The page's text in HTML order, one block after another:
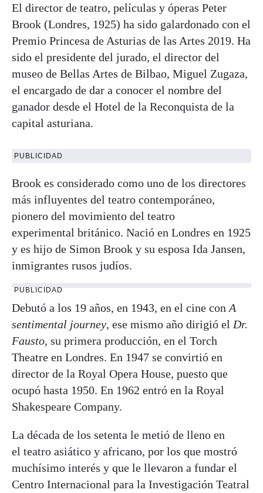
El director de teatro, películas y óperas Peter
Brook (Londres, 1925) ha sido galardonado con el
Premio Princesa de Asturias de las Artes 2019. Ha
sido el presidente del jurado, el director del
museo de Bellas Artes de Bilbao, Miguel Zugaza,
el encargado de dar a conocer el nombre del
ganador desde el Hotel de la Reconquista de la
capital asturiana.
PUBLICIDAD
Brook es considerado como uno de los directores
más influyentes del teatro contemporáneo,
pionero del movimiento del teatro
experimental británico. Nació en Londres en 1925
y es hijo de Simon Brook y su esposa Ida Jansen,
inmigrantes rusos judíos.
PUBLICIDAD
Debutó a los 19 años, en 1943, en el cine con A
sentimental journey, ese mismo año dirigió el Dr.
Fausto, su primera producción, en el Torch
Theatre en Londres. En 1947 se convirtió en
director de la Royal Opera House, puesto que
ocupó hasta 1950. En 1962 entró en la Royal
Shakespeare Company.
La década de los setenta le metió de lleno en
el teatro asiático y africano, por los que mostró
muchísimo interés y que le llevaron a fundar el
Centro Internacional para la Investigación Teatral